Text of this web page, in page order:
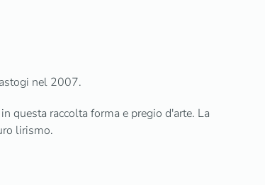
nel 2007.
questa raccolta forma e pregio d'arte. La
lirismo.